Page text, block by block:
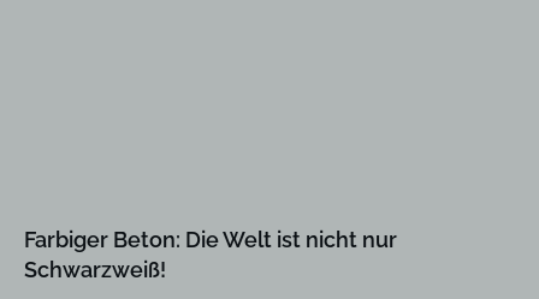
Farbiger Beton: Die Welt ist nicht nur
Schwarzweiß!